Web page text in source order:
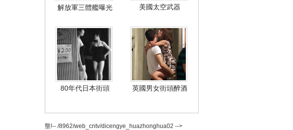
解放軍三體艦曝光 美國太空武器
80年代日本街頭 英國男女街頭醉酒
壟!-- /8962/web_cntv/dicengye_huazhonghua02 -->